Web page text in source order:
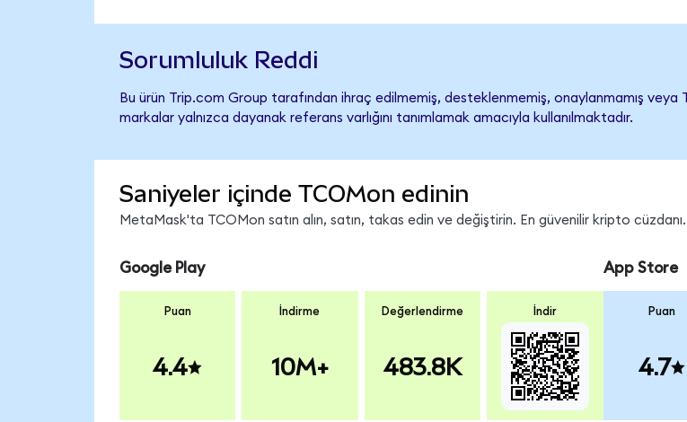
Sorumluluk Reddi
Bu ürün Trip.com Group tarafından ihraç edilmemiş, desteklenmemiş, onaylanmamış
markalar yalnızca dayanak referans varlığını tanımlamak amacıyla kullanılmaktadır.
Saniyeler içinde TCOMon edinin
MetaMask'ta TCOMon satın alın, satın, takas edin ve değiştirin. En güvenilir kripto cüzdanı.
Google Play
Puan
4.4
İndirme
10M+
Değerlendirme
483.8K
İndir
App Store
Puan
4.7